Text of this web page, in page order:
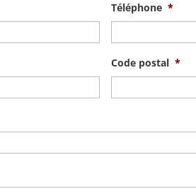
Téléphone *
Code postal *